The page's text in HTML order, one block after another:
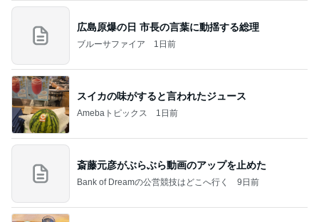
広島原爆の日 市長の言葉に動揺する総理
ブルーサファイア 1日前
スイカの味がすると言われたジュース
Amebaトピックス 1日前
斎藤元彦がぶらぶら動画のアップを止めた
Bank of Dreamの公営競技はどこへ行く 9日前